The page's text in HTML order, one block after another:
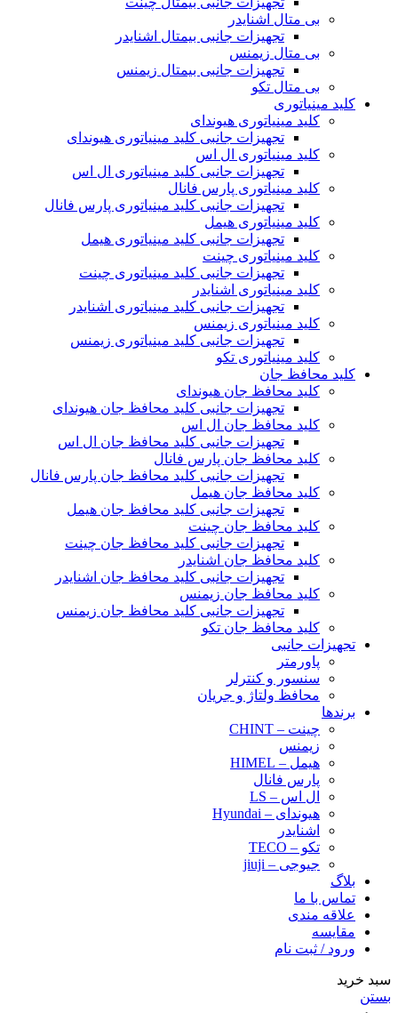
بی متال اشنایدر
تجهیزات جانبی بیمتال اشنایدر
بی متال زیمنس
تجهیزات جانبی بیمتال زیمنس
بی متال تکو
کلید مینیاتوری
کلید مینیاتوری هیوندای
تجهیزات جانبی کلید مینیاتوری هیوندای
کلید مینیاتوری ال اس
تجهیزات جانبی کلید مینیاتوری ال اس
کلید مینیاتوری پارس فانال
تجهیزات جانبی کلید مینیاتوری پارس فانال
کلید مینیاتوری هیمل
تجهیزات جانبی کلید مینیاتوری هیمل
کلید مینیاتوری چینت
تجهیزات جانبی کلید مینیاتوری چینت
کلید مینیاتوری اشنایدر
تجهیزات جانبی کلید مینیاتوری اشنایدر
کلید مینیاتوری زیمنس
تجهیزات جانبی کلید مینیاتوری زیمنس
کلید مینیاتوری تکو
کلید محافظ جان
کلید محافظ جان هیوندای
تجهیزات جانبی کلید محافظ جان هیوندای
کلید محافظ جان ال اس
تجهیزات جانبی کلید محافظ جان ال اس
کلید محافظ جان پارس فانال
تجهیزات جانبی کلید محافظ جان پارس فانال
کلید محافظ جان هیمل
تجهیزات جانبی کلید محافظ جان هیمل
کلید محافظ جان چینت
تجهیزات جانبی کلید محافظ جان چینت
کلید محافظ جان اشنایدر
تجهیزات جانبی کلید محافظ جان اشنایدر
کلید محافظ جان زیمنس
تجهیزات جانبی کلید محافظ جان زیمنس
کلید محافظ جان تکو
تجهیزات جانبی
پاورمتر
سنسور و کنترلر
محافظ ولتاژ و‌ جریان
برندها
چینت – CHINT
زیمنس
هیمل – HIMEL
پارس فانال
ال اس – LS
هیوندای – Hyundai
اشنایدر
تکو – TECO
جیوجی – jiuji
بلاگ
تماس با ما
علاقه مندی
مقایسه
ورود / ثبت نام
سبد خرید
بستن